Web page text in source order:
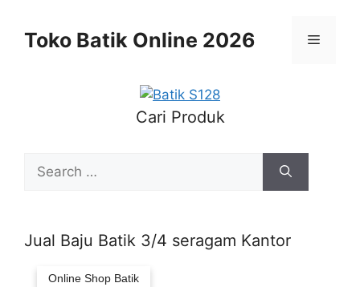
contentToko Batik Online 2026 Menu
Cari Produk
for:
Jual Baju Batik 3/4 seragam Kantor
Online Shop Batik